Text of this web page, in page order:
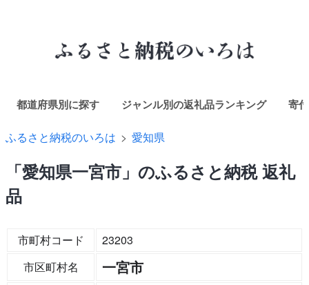
都道府県別に探す ジャンル別の返礼品ランキング 寄
ふるさと納税のいろは 愛知県
「愛知県一宮市」のふるさと納税 返礼
品
市町村コード
23203
市区町村名
一宮市